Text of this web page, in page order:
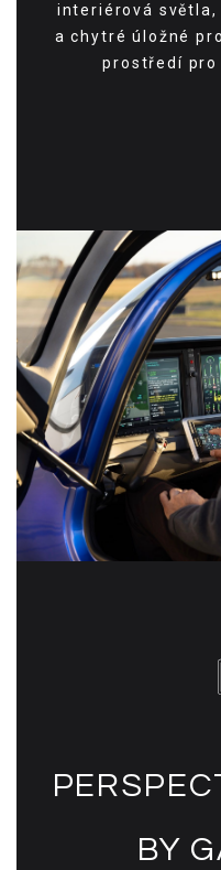
interiérová světla,
a chytré úložné
prostředí pro
BY